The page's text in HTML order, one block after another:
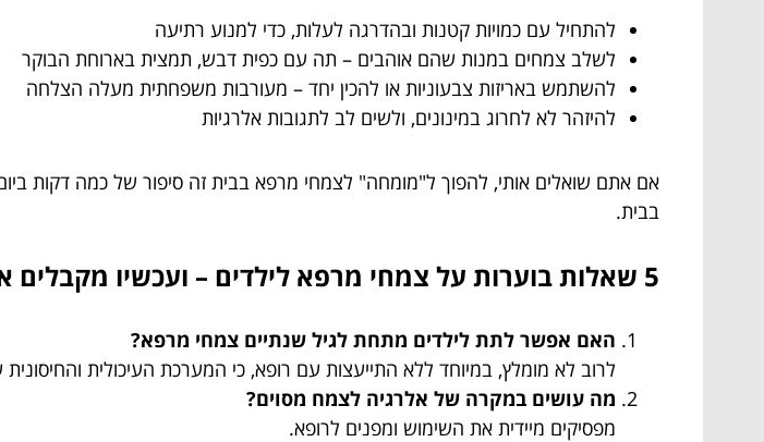
להתחיל עם כמויות קטנות ובהדרגה לעלות, כדי למנוע רתיעה
לשלב צמחים במנות שהם אוהבים – תה עם כפית דבש, תמצית בארוחת הבוקר
להשתמש באריזות צבעוניות או להכין יחד – מעורבות משפחתית מעלה הצלחה
להיזהר לא לחרוג במינונים, ולשים לב לתגובות אלרגיות
אם אתם שואלים אותי, להפוך ל"מומחה" לצמחי מרפא בבית זה סיפור של כמה דקות
בבית.
5 שאלות בוערות על צמחי מרפא לילדים – ועכשיו מקבלים את התשובות!
האם אפשר לתת לילדים מתחת לגיל שנתיים צמחי מרפא?
לרוב לא מומלץ, במיוחד ללא התייעצות עם רופא, כי המערכת העיכולית
מה עושים במקרה של אלרגיה לצמח מסוים?
מפסיקים מיידית את השימוש ומפנים לרופא.